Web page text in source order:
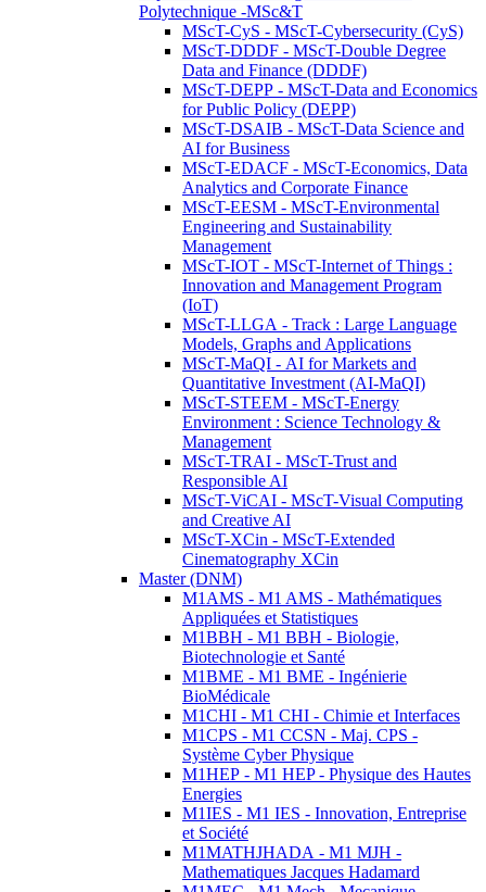
Polytechnique -MSc&T
MScT-CyS - MScT-Cybersecurity (CyS)
MScT-DDDF - MScT-Double Degree
Data and Finance (DDDF)
MScT-DEPP - MScT-Data and Economics
for Public Policy (DEPP)
MScT-DSAIB - MScT-Data Science and
AI for Business
MScT-EDACF - MScT-Economics, Data
Analytics and Corporate Finance
MScT-EESM - MScT-Environmental
Engineering and Sustainability
Management
MScT-IOT - MScT-Internet of Things :
Innovation and Management Program
(IoT)
MScT-LLGA - Track : Large Language
Models, Graphs and Applications
MScT-MaQI - AI for Markets and
Quantitative Investment (AI-MaQI)
MScT-STEEM - MScT-Energy
Environment : Science Technology &
Management
MScT-TRAI - MScT-Trust and
Responsible AI
MScT-ViCAI - MScT-Visual Computing
and Creative AI
MScT-XCin - MScT-Extended
Cinematography XCin
Master (DNM)
M1AMS - M1 AMS - Mathématiques
Appliquées et Statistiques
M1BBH - M1 BBH - Biologie,
Biotechnologie et Santé
M1BME - M1 BME - Ingénierie
BioMédicale
M1CHI - M1 CHI - Chimie et Interfaces
M1CPS - M1 CCSN - Maj. CPS -
Système Cyber Physique
M1HEP - M1 HEP - Physique des Hautes
Energies
M1IES - M1 IES - Innovation, Entreprise
et Société
M1MATHJHADA - M1 MJH -
Mathematiques Jacques Hadamard